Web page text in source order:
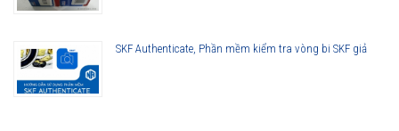
SKF Authenticate, Phần mềm kiểm tra vòng bi SKF giả